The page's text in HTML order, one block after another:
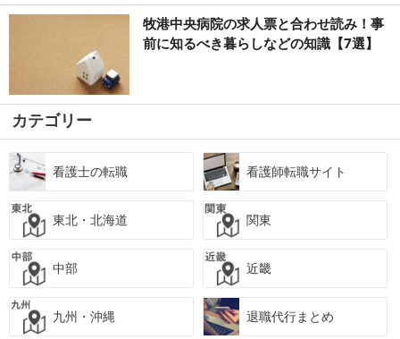
牧港中央病院の求人票と合わせ読み！事
前に知るべき暮らしなどの知識【7選】
カテゴリー
看護士の転職 看護師転職サイト
東北・北海道 関東
中部 近畿
九州・沖縄 退職代行まとめ